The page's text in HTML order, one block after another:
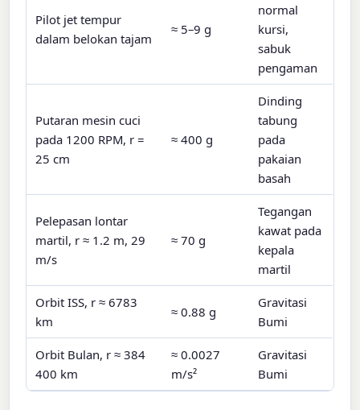
Pilot jet tempur
dalam belokan tajam
≈ 5–9 g
normal
kursi,
sabuk
pengaman
Putaran mesin cuci
pada 1200 RPM, r =
25 cm
≈ 400 g
Dinding
tabung
pada
pakaian
basah
Pelepasan lontar
martil, r ≈ 1.2 m, 29
m/s
≈ 70 g
Tegangan
kawat pada
kepala
martil
Orbit ISS, r ≈ 6783
km
≈ 0.88 g
Gravitasi
Bumi
Orbit Bulan, r ≈ 384
400 km
≈ 0.0027
m/s²
Gravitasi
Bumi